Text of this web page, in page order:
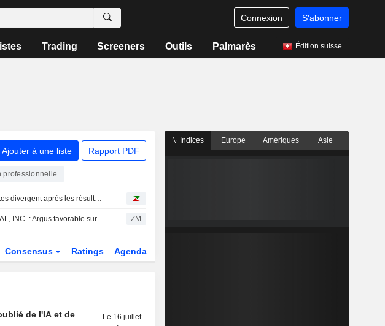
Connexion S'abonner
Trading Screeners Outils Palmarès Édition suisse
Ajouter à une liste Rapport PDF
professionnelle
Les analystes divergent après les résultats de Fraport
S&P GLOBAL, INC. : Argus favorable sur le dossier ZM
Consensus Ratings Agenda
de l'IA et de
Le 16 juillet
Indices Europe Amériques Asie